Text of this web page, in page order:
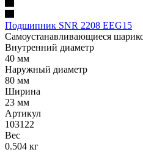
Подшипник SNR 2208 EEG15
Самоустанавливающиеся
Внутренний диаметр
40 мм
Наружный диаметр
80 мм
Ширина
23 мм
Артикул
103122
Вес
0.504 кг